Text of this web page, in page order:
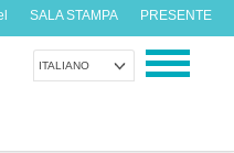
ITALIANO
SALA STAMPA PRESENTE